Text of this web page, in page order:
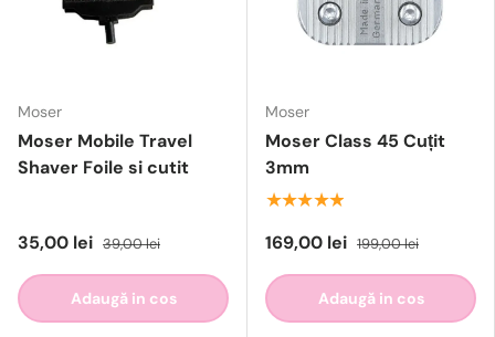
Moser
Moser Mobile Travel
Shaver Foile si cutit
35,00 lei 39,00 lei
Adaugă in cos
Moser
Moser Class 45 Cuțit
3mm
★★★★★
169,00 lei 199,00 lei
Adaugă in cos